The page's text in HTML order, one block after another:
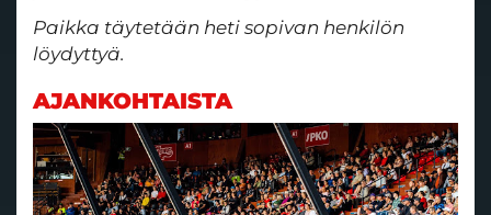
Paikka täytetään heti sopivan henkilön
löydyttyä.
AJANKOHTAISTA